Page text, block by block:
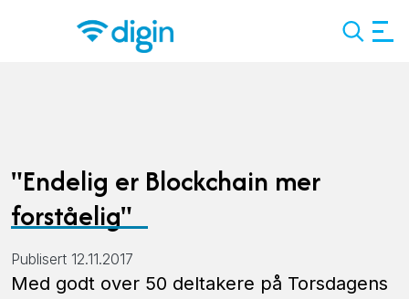
"Endelig er Blockchain mer
forståelig"
Publisert 12.11.2017
Med godt over 50 deltakere på Torsdagens